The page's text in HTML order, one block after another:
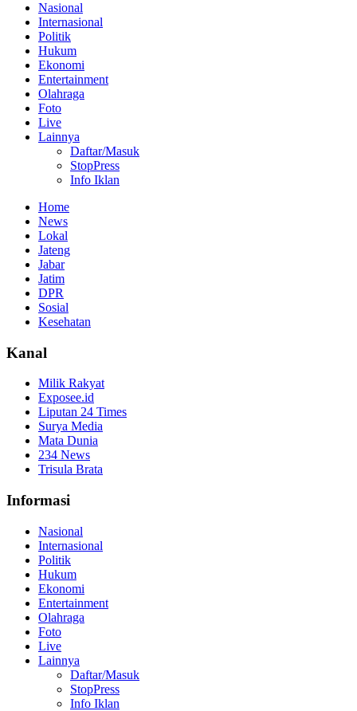
Nasional
Internasional
Politik
Hukum
Ekonomi
Entertainment
Olahraga
Foto
Live
Lainnya
Daftar/Masuk
StopPress
Info Iklan
Home
News
Lokal
Jateng
Jabar
Jatim
DPR
Sosial
Kesehatan
Kanal
Milik Rakyat
Exposee.id
Liputan 24 Times
Surya Media
Mata Dunia
234 News
Trisula Brata
Informasi
Nasional
Internasional
Politik
Hukum
Ekonomi
Entertainment
Olahraga
Foto
Live
Lainnya
Daftar/Masuk
StopPress
Info Iklan